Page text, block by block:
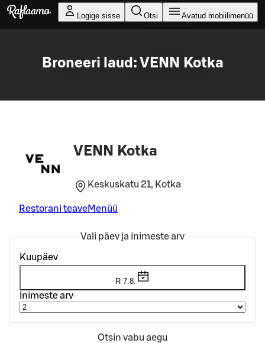
Liigu peamise sisu juurde
Logige sisse Otsi Avatud mobiilimenüü
Broneeri laud: VENN Kotka
VENN Kotka
Keskuskatu 21, Kotka
Restorani teaveMenüü
Vali päev ja inimeste arv
Kuupäev
R 7.8.
Inimeste arv
Otsin vabu aegu